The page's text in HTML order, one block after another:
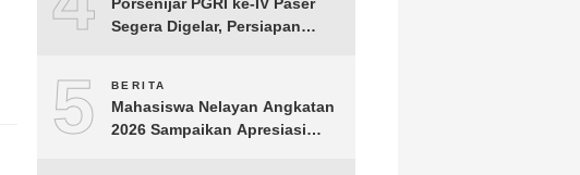
Segera Digelar, Persiapan
5 BERITA
Mahasiswa Nelayan Angkatan
2026 Sampaikan Apresiasi